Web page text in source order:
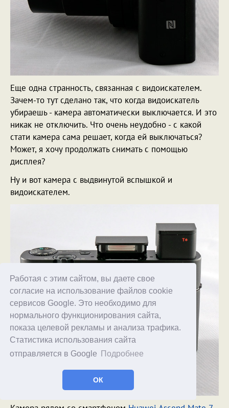
Работая с этим сайтом, вы даете свое
согласие на использование файлов cookie
сервисов Google. Это необходимо для
нормального функционирования сайта,
показа целевой рекламы и анализа трафика.
Статистика использования сайта
отправляется в Google
Подробнее
ОК
Еще одна странность, связанная с видоискателем.
Зачем-то тут сделано так, что когда видоискатель
убираешь - камера автоматически выключается. И это
никак не отключить. Что очень неудобно - с какой
стати камера сама решает, когда ей выключаться?
Может, я хочу продолжать снимать с помощью
дисплея?
Ну и вот камера с выдвинутой вспышкой и
видоискателем.